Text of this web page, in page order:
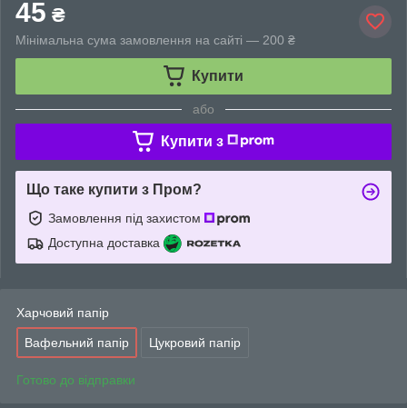
45 ₴
Мінімальна сума замовлення на сайті — 200 ₴
Купити
або
Купити з
Що таке купити з Пром?
Замовлення під захистом
Доступна доставка
Харчовий папір
Вафельний папір Цукровий папір
Готово до відправки